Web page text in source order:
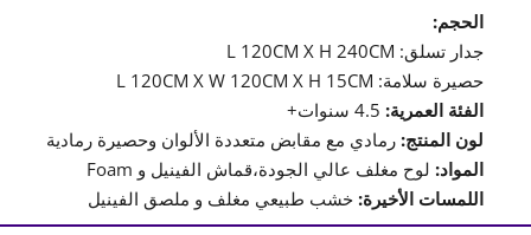
الحجم:
جدار تسلق: L 120CM X H 240CM
حصيرة سلامة: L 120CM X W 120CM X H 15CM
الفئة العمرية:
لون المنتج: رمادي مع مقابض متعددة الألوان وحصيرة رمادية
المواد: لوح مغلف عالي الجودة،قماش الفينيل و Foam
اللمسات الأخيرة: خشب طبيعي مغلف و ملصق الفينيل